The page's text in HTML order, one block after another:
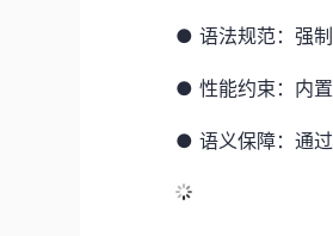
●语法规范：强
●性能约束：内
●语义保障：通